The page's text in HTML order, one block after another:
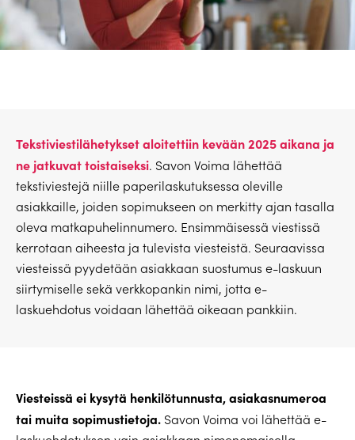
Tekstiviestilähetykset aloitettiin kevään 2025 aikana ja
ne jatkuvat toistaiseksi. Savon Voima lähettää
tekstiviestejä niille paperilaskutuksessa oleville
asiakkaille, joiden sopimukseen on merkitty ajan tasalla
oleva matkapuhelinnumero. Ensimmäisessä viestissä
kerrotaan aiheesta ja tulevista viesteistä. Seuraavissa
viesteissä pyydetään asiakkaan suostumus e-laskuun
siirtymiselle sekä verkkopankin nimi, jotta e-
laskuehdotus voidaan lähettää oikeaan pankkiin.
Viesteissä ei kysytä henkilötunnusta, asiakasnumeroa
tai muita sopimustietoja. Savon Voima voi lähettää e-